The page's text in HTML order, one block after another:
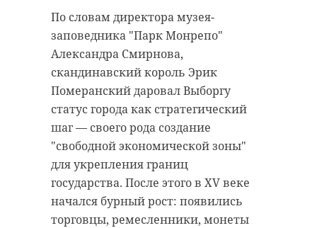
По словам директора музея-
заповедника "Парк Монрепо"
Александра Смирнова,
скандинавский король Эрик
Померанский даровал Выборгу
статус города как стратегический
шаг — своего рода создание
"свободной экономической зоны"
для укрепления границ
государства. После этого в XV веке
начался бурный рост: появились
торговцы, ремесленники, монеты
выписку и поздравили молодую
семью с рождением малыша.
20 октября наряд
Госавтоинспекции нес службу на
пересечении проспекта
Металлистов и Пискаревского
проспекта. К полицейским
обратился встревоженный
водитель автомобиля «Киа». 23-
летний мужчина сообщил, что его
супруга начала рожать.
сообщил об этом брату.
Экстренные службы получили
информацию о случившемся
около 21:00.
В лесной массив в районе поселка
Торковичи отправились
сотрудники Аварийно-
спасательной службы
Ленинградской области. ПСО
города Тосно помогали волонтеры
из отряда «Пойдем - Найдем».